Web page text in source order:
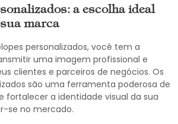
a escolha ideal
marca
personalizados, você tem a
uma imagem profissional e
clientes e parceiros de negócios. Os
são uma ferramenta poderosa de
fortalecer a identidade visual da sua
se no mercado.